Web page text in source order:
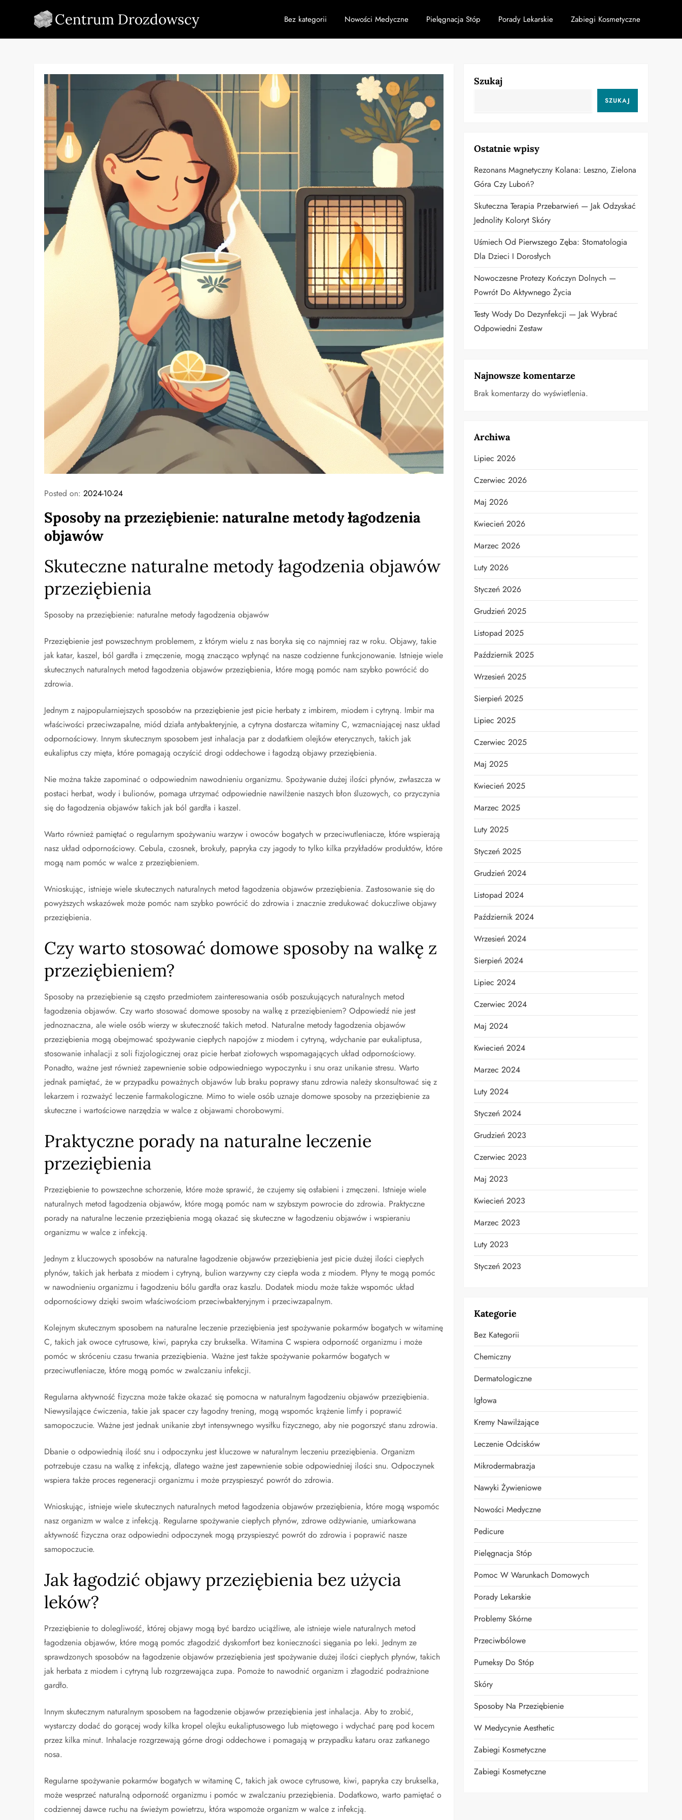
Centrum Drozdowscy Bez kategorii Nowości Medyczne Pielęgnacja Stóp Porady Lekarskie Zabiegi Kosmetyczne
Posted on:2024-10-24
Sposoby na przeziębienie: naturalne metody łagodzenia
objawów
Skuteczne naturalne metody łagodzenia objawów
przeziębienia
Sposoby na przeziębienie: naturalne metody łagodzenia objawów
Przeziębienie jest powszechnym problemem, z którym wielu z nas boryka się co najmniej raz w roku. Objawy, takie
jak katar, kaszel, ból gardła i zmęczenie, mogą znacząco wpłynąć na nasze codzienne funkcjonowanie. Istnieje wiele
skutecznych naturalnych metod łagodzenia objawów przeziębienia, które mogą pomóc nam szybko powrócić do
zdrowia.
Jednym z najpopularniejszych sposobów na przeziębienie jest picie herbaty z imbirem, miodem i cytryną. Imbir ma
właściwości przeciwzapalne, miód działa antybakteryjnie, a cytryna dostarcza witaminy C, wzmacniającej nasz układ
odpornościowy. Innym skutecznym sposobem jest inhalacja par z dodatkiem olejków eterycznych, takich jak
eukaliptus czy mięta, które pomagają oczyścić drogi oddechowe i łagodzą objawy przeziębienia.
Nie można także zapominać o odpowiednim nawodnieniu organizmu. Spożywanie dużej ilości płynów, zwłaszcza w
postaci herbat, wody i bulionów, pomaga utrzymać odpowiednie nawilżenie naszych błon śluzowych, co przyczynia
się do łagodzenia objawów takich jak ból gardła i kaszel.
Warto również pamiętać o regularnym spożywaniu warzyw i owoców bogatych w przeciwutleniacze, które wspierają
nasz układ odpornościowy. Cebula, czosnek, brokuły, papryka czy jagody to tylko kilka przykładów produktów, które
mogą nam pomóc w walce z przeziębieniem.
Wnioskując, istnieje wiele skutecznych naturalnych metod łagodzenia objawów przeziębienia. Zastosowanie się do
powyższych wskazówek może pomóc nam szybko powrócić do zdrowia i znacznie zredukować dokuczliwe objawy
przeziębienia.
Czy warto stosować domowe sposoby na walkę z
przeziębieniem?
Sposoby na przeziębienie są często przedmiotem zainteresowania osób poszukujących naturalnych metod
łagodzenia objawów. Czy warto stosować domowe sposoby na walkę z przeziębieniem? Odpowiedź nie jest
jednoznaczna, ale wiele osób wierzy w skuteczność takich metod. Naturalne metody łagodzenia objawów
przeziębienia mogą obejmować spożywanie ciepłych napojów z miodem i cytryną, wdychanie par eukaliptusa,
stosowanie inhalacji z soli fizjologicznej oraz picie herbat ziołowych wspomagających układ odpornościowy.
Ponadto, ważne jest również zapewnienie sobie odpowiedniego wypoczynku i snu oraz unikanie stresu. Warto
jednak pamiętać, że w przypadku poważnych objawów lub braku poprawy stanu zdrowia należy skonsultować się z
lekarzem i rozważyć leczenie farmakologiczne. Mimo to wiele osób uznaje domowe sposoby na przeziębienie za
skuteczne i wartościowe narzędzia w walce z objawami chorobowymi.
Praktyczne porady na naturalne leczenie
przeziębienia
Przeziębienie to powszechne schorzenie, które może sprawić, że czujemy się osłabieni i zmęczeni. Istnieje wiele
naturalnych metod łagodzenia objawów, które mogą pomóc nam w szybszym powrocie do zdrowia. Praktyczne
porady na naturalne leczenie przeziębienia mogą okazać się skuteczne w łagodzeniu objawów i wspieraniu
organizmu w walce z infekcją.
Jednym z kluczowych sposobów na naturalne łagodzenie objawów przeziębienia jest picie dużej ilości ciepłych
płynów, takich jak herbata z miodem i cytryną, bulion warzywny czy ciepła woda z miodem. Płyny te mogą pomóc
w nawodnieniu organizmu i łagodzeniu bólu gardła oraz kaszlu. Dodatek miodu może także wspomóc układ
odpornościowy dzięki swoim właściwościom przeciwbakteryjnym i przeciwzapalnym.
Kolejnym skutecznym sposobem na naturalne leczenie przeziębienia jest spożywanie pokarmów bogatych w witaminę
C, takich jak owoce cytrusowe, kiwi, papryka czy brukselka. Witamina C wspiera odporność organizmu i może
pomóc w skróceniu czasu trwania przeziębienia. Ważne jest także spożywanie pokarmów bogatych w
przeciwutleniacze, które mogą pomóc w zwalczaniu infekcji.
Regularna aktywność fizyczna może także okazać się pomocna w naturalnym łagodzeniu objawów przeziębienia.
Niewysilające ćwiczenia, takie jak spacer czy łagodny trening, mogą wspomóc krążenie limfy i poprawić
samopoczucie. Ważne jest jednak unikanie zbyt intensywnego wysiłku fizycznego, aby nie pogorszyć stanu zdrowia.
Dbanie o odpowiednią ilość snu i odpoczynku jest kluczowe w naturalnym leczeniu przeziębienia. Organizm
potrzebuje czasu na walkę z infekcją, dlatego ważne jest zapewnienie sobie odpowiedniej ilości snu. Odpoczynek
wspiera także proces regeneracji organizmu i może przyspieszyć powrót do zdrowia.
Wnioskując, istnieje wiele skutecznych naturalnych metod łagodzenia objawów przeziębienia, które mogą wspomóc
nasz organizm w walce z infekcją. Regularne spożywanie ciepłych płynów, zdrowe odżywianie, umiarkowana
aktywność fizyczna oraz odpowiedni odpoczynek mogą przyspieszyć powrót do zdrowia i poprawić nasze
samopoczucie.
Jak łagodzić objawy przeziębienia bez użycia
leków?
Przeziębienie to dolegliwość, której objawy mogą być bardzo uciążliwe, ale istnieje wiele naturalnych metod
łagodzenia objawów, które mogą pomóc złagodzić dyskomfort bez konieczności sięgania po leki. Jednym ze
sprawdzonych sposobów na łagodzenie objawów przeziębienia jest spożywanie dużej ilości ciepłych płynów, takich
jak herbata z miodem i cytryną lub rozgrzewająca zupa. Pomoże to nawodnić organizm i złagodzić podrażnione
gardło.
Innym skutecznym naturalnym sposobem na łagodzenie objawów przeziębienia jest inhalacja. Aby to zrobić,
wystarczy dodać do gorącej wody kilka kropel olejku eukaliptusowego lub miętowego i wdychać parę pod kocem
przez kilka minut. Inhalacje rozgrzewają górne drogi oddechowe i pomagają w przypadku kataru oraz zatkanego
nosa.
Regularne spożywanie pokarmów bogatych w witaminę C, takich jak owoce cytrusowe, kiwi, papryka czy brukselka,
może wesprzeć naturalną odporność organizmu i pomóc w zwalczaniu przeziębienia. Dodatkowo, warto pamiętać o
codziennej dawce ruchu na świeżym powietrzu, która wspomoże organizm w walce z infekcją.
Szukaj
SZUKAJ
Ostatnie wpisy
Rezonans Magnetyczny Kolana: Leszno, Zielona
Góra Czy Luboń?
Skuteczna Terapia Przebarwień — Jak Odzyskać
Jednolity Koloryt Skóry
Uśmiech Od Pierwszego Zęba: Stomatologia
Dla Dzieci I Dorosłych
Nowoczesne Protezy Kończyn Dolnych —
Powrót Do Aktywnego Życia
Testy Wody Do Dezynfekcji — Jak Wybrać
Odpowiedni Zestaw
Najnowsze komentarze
Brak komentarzy do wyświetlenia.
Archiwa
Lipiec 2026
Czerwiec 2026
Maj 2026
Kwiecień 2026
Marzec 2026
Luty 2026
Styczeń 2026
Grudzień 2025
Listopad 2025
Październik 2025
Wrzesień 2025
Sierpień 2025
Lipiec 2025
Czerwiec 2025
Maj 2025
Kwiecień 2025
Marzec 2025
Luty 2025
Styczeń 2025
Grudzień 2024
Listopad 2024
Październik 2024
Wrzesień 2024
Sierpień 2024
Lipiec 2024
Czerwiec 2024
Maj 2024
Kwiecień 2024
Marzec 2024
Luty 2024
Styczeń 2024
Grudzień 2023
Czerwiec 2023
Maj 2023
Kwiecień 2023
Marzec 2023
Luty 2023
Styczeń 2023
Kategorie
Bez Kategorii
Chemiczny
Dermatologiczne
Igłowa
Kremy Nawilżające
Leczenie Odcisków
Mikrodermabrazja
Nawyki Żywieniowe
Nowości Medyczne
Pedicure
Pielęgnacja Stóp
Pomoc W Warunkach Domowych
Porady Lekarskie
Problemy Skórne
Przeciwbólowe
Pumeksy Do Stóp
Skóry
Sposoby Na Przeziębienie
W Medycynie Aesthetic
Zabiegi Kosmetyczne
Zabiegi Kosmetyczne